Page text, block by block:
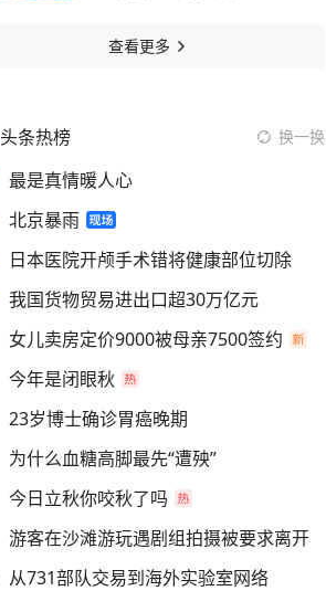
查看更多
头条热榜 换一换
最是真情暖人心
北京暴雨
日本医院开颅手术错将健康部位切除
我国货物贸易进出口超30万亿元
女儿卖房定价9000被母亲7500签约
今年是闭眼秋
23岁博士确诊胃癌晚期
为什么血糖高脚最先“遭殃”
今日立秋你咬秋了吗
游客在沙滩游玩遇剧组拍摄被要求离开
从731部队交易到海外实验室网络